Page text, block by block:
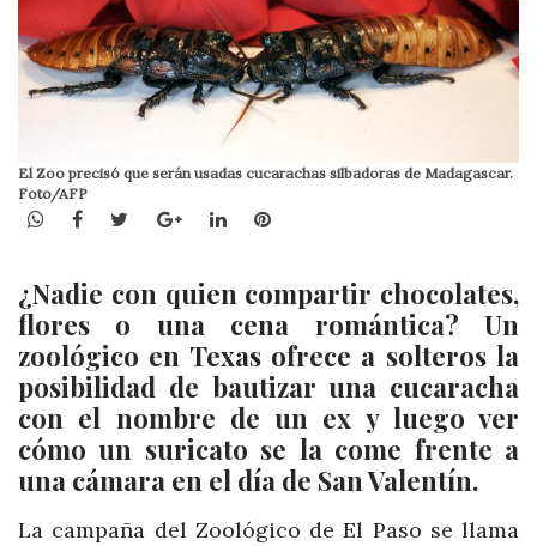
El Zoo precisó que serán usadas cucarachas silbadoras de Madagascar.
Foto/AFP
WhatsApp
Facebook
TwitterGoogle+LinkedInPinterest
¿Nadie con quien compartir chocolates,
flores o una cena romántica? Un
zoológico en Texas ofrece a solteros la
posibilidad de bautizar una cucaracha
con el nombre de un ex y luego ver
cómo un suricato se la come frente a
una cámara en el día de San Valentín.
La campaña del Zoológico de El Paso se llama